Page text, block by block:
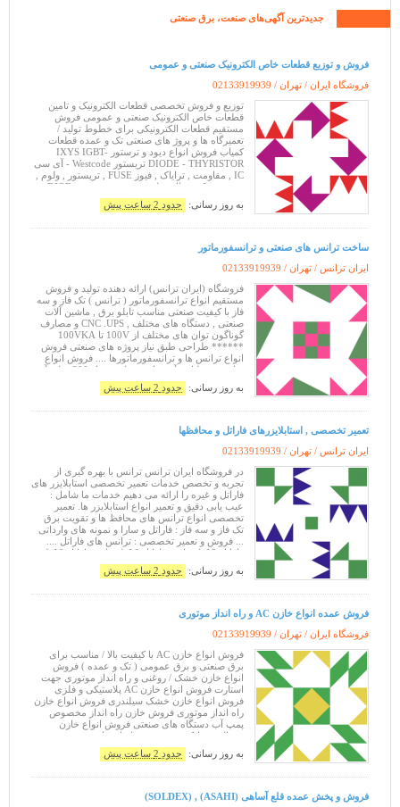
جدیدترین آگهی‌های صنعت، برق صنعتی
فروش و توزیع قطعات خاص الکترونیک صنعتی و عمومی
فروشگاه ایران / تهران / 02133919939
توزیع و فروش تخصصی قطعات الکترونیک و تامین
قطعات خاص الکترونیک صنعتی و عمومی فروش
مستقیم قطعات الکترونیکی برای خطوط تولید /
تعمیرگاه ها و پروژ های صنعتی تک و عمده قطعات
کمیاب فروش انواع دیود و ترستور IXYS IGBT-
DIODE - THYRISTOR تریستور Westcode - آی سی
IC , مقاومت , ترایاک , فیوز FUSE , تریستور , ولوم ,
وریستور سفارش قطعات خاص الکترونیک
به روز رسانی: حدود 2 ساعت پیش
ساخت ترانس های صنعتی و ترانسفورماتور
ایران ترانس / تهران / 02133919939
فروشگاه (ایران ترانس) ارائه دهنده تولید و فروش
مستقیم انواع ترانسفورماتور ( ترانس ) تک فاز و سه
فاز با کیفیت صنعتی مناسب تابلو برق , ماشین آلات
صنعتی , دستگاه های مختلف , CNC .UPS و مصارف
گوناگون توان های مختلف از 100V تا 100VKA
****** طراحی طبق نیاز پروژه های صنعتی فروش
انواع ترانس ها و ترانسفورماتورها .... فروش انواع
ترانس در ولتاژ و آمپرهای مختلف .... از 300 میلی آمپر
به روز رسانی: حدود 2 ساعت پیش
تعمیر تخصصی , استابلایزرهای فاراتل و محافظها
ایران ترانس / تهران / 02133919939
در فروشگاه ایران ترانس ترانس با بهره گیری از
تجربه و تخصص خدمات تعمیر تخصصی استابلایزر های
فاراتل و غیره را ارائه می دهیم خدمات ما شامل :
عیب یابی دقیق و تعمیر انواع استابلایزر ها. تعمیر
تخصصی انواع ترانس های محافظ ها و تقویت برق
تک فاز و سه فاز : فاراتل و سارا و نمونه های وارداتی
... فروش و تعمیر تخصصی : ترانس های فاراتل ....
فاراتل 2 کیلو وات . فاراتل 6 کیلو وات. فاراتل 8 کیلو
به روز رسانی: حدود 2 ساعت پیش
فروش عمده انواع خازن AC و راه انداز موتوری
فروشگاه ایران / تهران / 02133919939
فروش انواع خازن AC با کیفیت بالا / مناسب برای
برق صنعتی و برق عمومی ( تک و عمده ) فروش
انواع خازن خشک / روغنی و راه انداز موتوری جهت
استارت فروش انواع خازن AC پلاستیکی و فلزی
فروش انواع خازن خشک سیلندری فروش انواع خازن
راه انداز موتوری فروش خازن راه انداز مخصوص
پمپ آب دستگاه های صنعتی فروش انواع خازن
یخچالی و مایکرو ویو فروش انواع خازن روغنی فروش
انواع خازن کولری ( آبی , اسپیلت ) فروش ا
به روز رسانی: حدود 2 ساعت پیش
فروش و پخش عمده قلع آساهی (ASAHI) , (SOLDEX)